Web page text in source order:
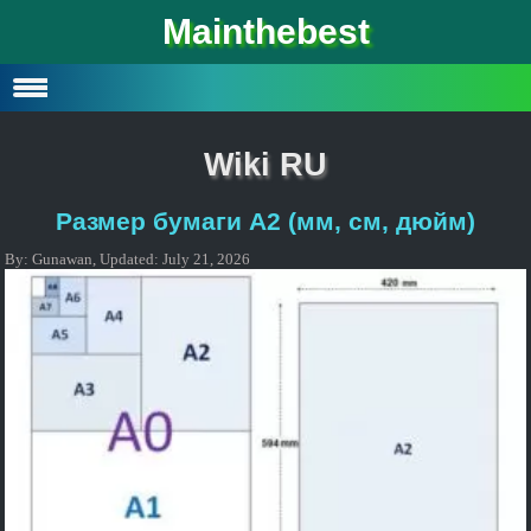
Mainthebest
Privacy Policy
Wiki RU
Размер бумаги A2 (мм, см, дюйм)
By:Gunawan,Updated:July 21, 2026